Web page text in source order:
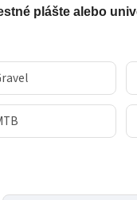
plášte alebo